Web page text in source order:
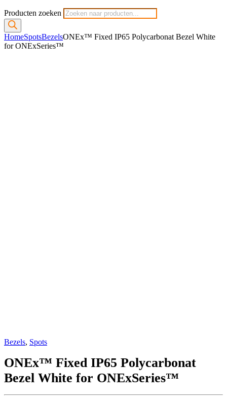
Producten zoeken
HomeSpotsBezelsONEx™ Fixed IP65 Polycarbonat Bezel White
for ONExSeries™
Bezels, Spots
ONEx™ Fixed IP65 Polycarbonat
Bezel White for ONExSeries™